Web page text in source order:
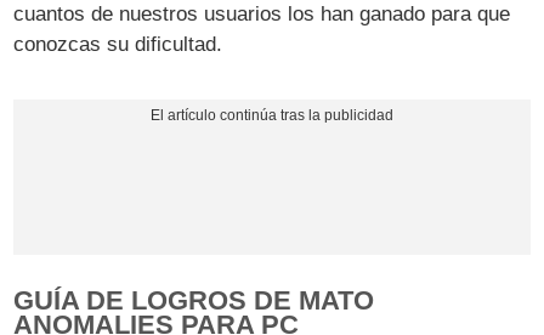
cuantos de nuestros usuarios los han ganado para que
conozcas su dificultad.
GUÍA DE LOGROS DE MATO
ANOMALIES PARA PC